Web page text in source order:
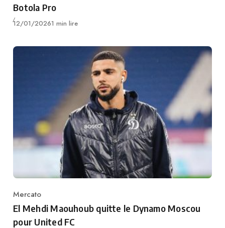
Botola Pro
Publié
12/01/20261 min lire
Category
Mercato
El Mehdi Maouhoub quitte le Dynamo Moscou
pour United FC